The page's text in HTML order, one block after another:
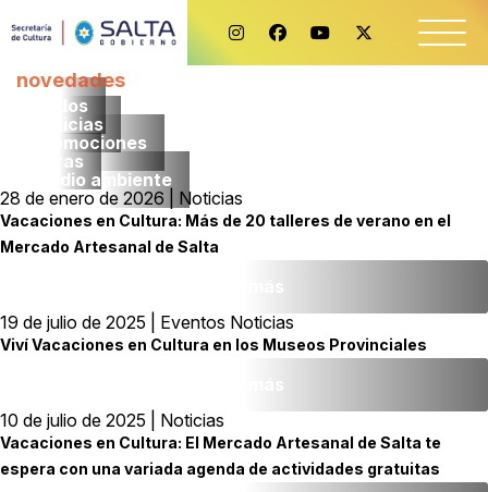
novedades
Todos
noticias
promociones
obras
medio ambiente
28 de enero de 2026 | Noticias
Vacaciones en Cultura: Más de 20 talleres de verano en el
Mercado Artesanal de Salta
19 de julio de 2025 | Eventos Noticias
Viví Vacaciones en Cultura en los Museos Provinciales
10 de julio de 2025 | Noticias
Vacaciones en Cultura: El Mercado Artesanal de Salta te
espera con una variada agenda de actividades gratuitas